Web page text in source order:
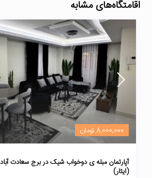
اقامتگاه‌های مشابه
8,000,000 تومان
آپارتمان مبله ی دوخواب شیک در برج سعادت آباد
(ایثار)